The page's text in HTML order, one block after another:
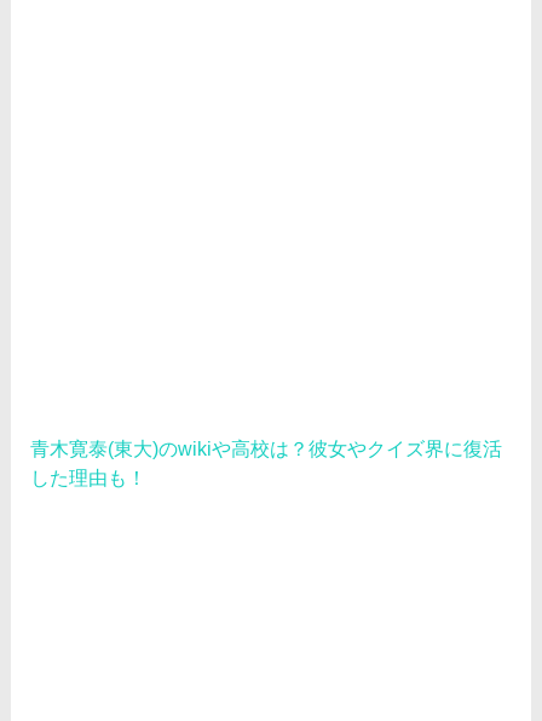
青木寛泰(東大)のwikiや高校は？彼女やクイズ界に復活
した理由も！